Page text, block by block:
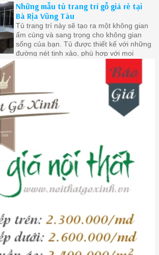
trữ
Những mẫu tủ trang trí gỗ giá rẻ tại
Bà Rịa Vũng Tàu
Tủ trang trí này sẽ tạo ra một không gian
ấm cúng và sang trọng cho không gian
sống của bạn. Tủ được thiết kế với những
đường nét tinh xảo, phù hợp với mọi